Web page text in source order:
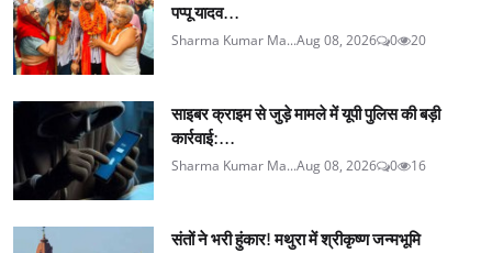
पप्पू यादव...
Sharma Kumar Ma...Aug 08, 2026 0 20
साइबर क्राइम से जुड़े मामले में यूपी पुलिस की बड़ी
कार्रवाई:...
Sharma Kumar Ma...Aug 08, 2026 0 16
संतों ने भरी हुंकार! मथुरा में श्रीकृष्ण जन्मभूमि